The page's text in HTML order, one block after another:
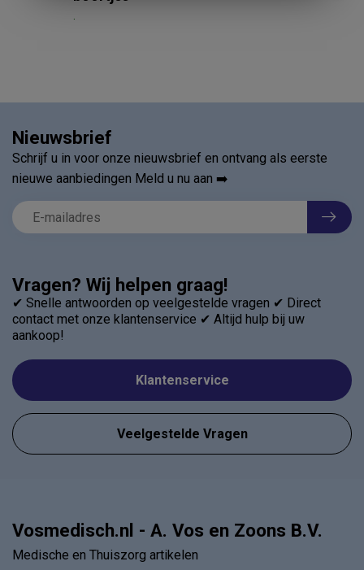
.
Vragen? Wij helpen graag!
✔ Snelle antwoorden op veelgestelde vragen ✔ Direct
contact met onze klantenservice ✔ Altijd hulp bij uw
aankoop!
Klantenservice
Veelgestelde Vragen
Nieuwsbrief
Schrijf u in voor onze nieuwsbrief en ontvang als eerste
nieuwe aanbiedingen Meld u nu aan ➡️
Vosmedisch.nl - A. Vos en Zoons B.V.
Medische en Thuiszorg artikelen